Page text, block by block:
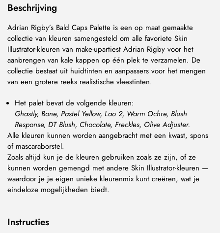
Beschrijving
Adrian Rigby’s Bald Caps Palette is een op maat gemaakte
collectie van kleuren samengesteld om alle favoriete Skin
Illustrator-kleuren van make-upartiest Adrian Rigby voor het
aanbrengen van kale kappen op één plek te verzamelen. De
collectie bestaat uit huidtinten en aanpassers voor het mengen
van een grotere reeks realistische vleestinten.
Het palet bevat de volgende kleuren:
Ghastly, Bone, Pastel Yellow, Lao 2, Warm Ochre, Blush
Response, DT Blush, Chocolate, Freckles, Olive Adjuster.
Alle kleuren kunnen worden aangebracht met een kwast, spons
of mascaraborstel.
Zoals altijd kun je de kleuren gebruiken zoals ze zijn, of ze
kunnen worden gemengd met andere Skin Illustrator-kleuren —
waardoor je je eigen unieke kleurenmix kunt creëren, wat je
eindeloze mogelijkheden biedt.
Instructies